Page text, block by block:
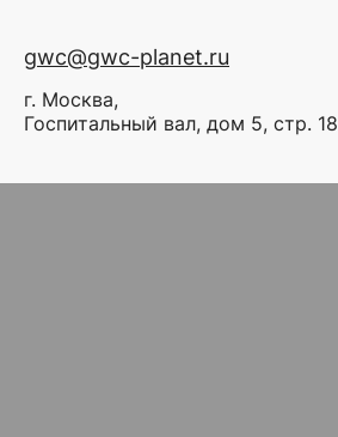
gwc@gwc-planet.ru
г. Москва,
Госпитальный вал, дом 5, стр. 18